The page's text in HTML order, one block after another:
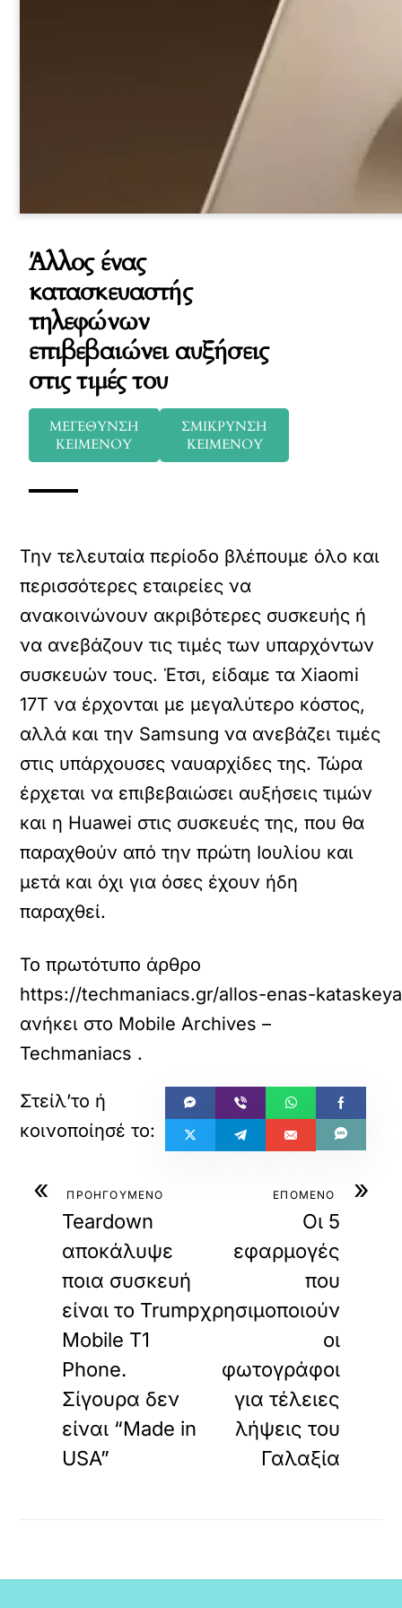
Άλλος ένας
κατασκευαστής
τηλεφώνων
επιβεβαιώνει αυξήσεις
στις τιμές του
ΜΕΓΕΘΥΝΣΗ
ΚΕΙΜΕΝΟΥ
ΣΜΙΚΡΥΝΣΗ
ΚΕΙΜΕΝΟΥ
Την τελευταία περίοδο βλέπουμε όλο και
περισσότερες εταιρείες να
ανακοινώνουν ακριβότερες συσκευής ή
να ανεβάζουν τις τιμές των υπαρχόντων
συσκευών τους. Έτσι, είδαμε τα Xiaomi
17T να έρχονται με μεγαλύτερο κόστος,
αλλά και την Samsung να ανεβάζει τιμές
στις υπάρχουσες ναυαρχίδες της. Τώρα
έρχεται να επιβεβαιώσει αυξήσεις τιμών
και η Huawei στις συσκευές της, που θα
παραχθούν από την πρώτη Ιουλίου και
μετά και όχι για όσες έχουν ήδη
παραχθεί.
Το πρωτότυπο άρθρο
https://techmaniacs.gr/allos-enas-
ανήκει στο Mobile Archives –
Techmaniacs .
« ΠΡΟΗΓΟΥΜΕΝΟ
Teardown
αποκάλυψε
ποια συσκευή
είναι το Trump
Mobile T1
Phone.
Σίγουρα δεν
είναι “Made in
USA”
»
ΕΠΟΜΕΝΟ
Οι 5
εφαρμογές
που
χρησιμοποιούν
οι
φωτογράφοι
για τέλειες
λήψεις του
Γαλαξία